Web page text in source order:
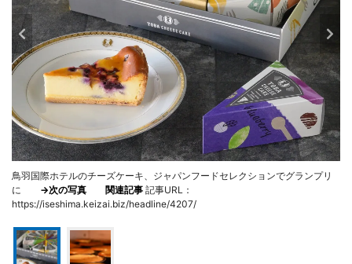
鳥羽国際ホテルのチーズケーキ、ジャパンフードセレクションでグランプリ
に →次の写真 関連記事 記事URL：
https://iseshima.keizai.biz/headline/4207/